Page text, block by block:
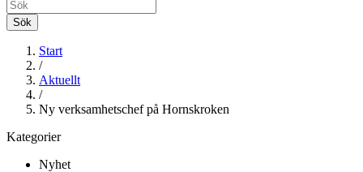
Sök
Start
/
Aktuellt
/
Ny verksamhetschef på Hornskroken
Kategorier
Nyhet